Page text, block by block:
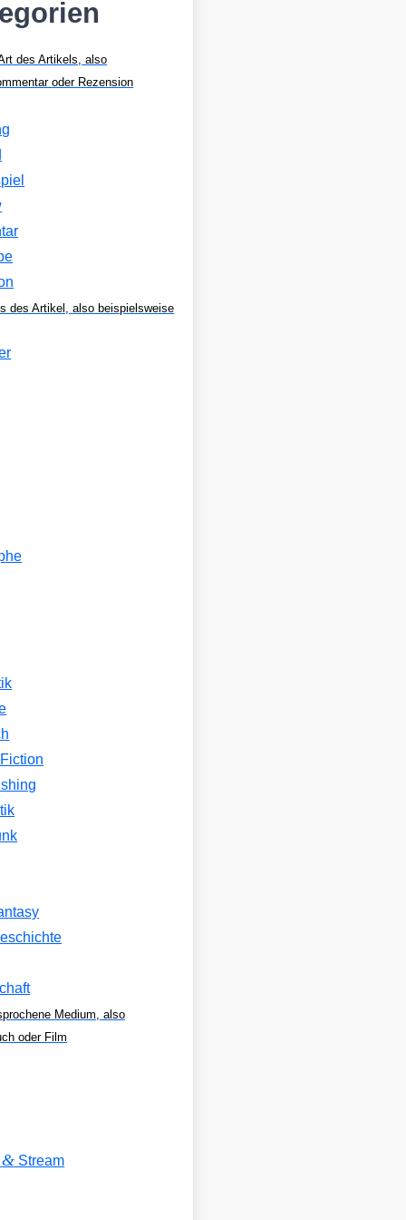
des Artikels, also
oder Rezension
des Artikel, also beispielsweise
Medium, also
oder Film
& Stream